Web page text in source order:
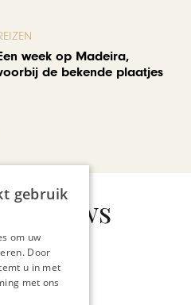
week op Madeira,
de bekende plaatjes
nieuws
gebruik
om uw
Door
u in met
met ons